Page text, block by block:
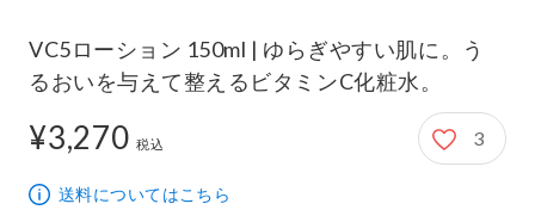
VC5ローション 150ml | ゆらぎやすい肌に。う
るおいを与えて整えるビタミンC化粧水。
¥3,270税込
3,270円 3
送料についてはこちら